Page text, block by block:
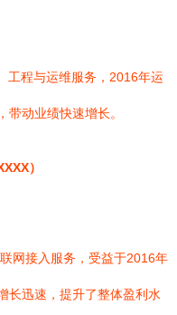
工程与运维服务，2016年运
动业绩快速增长。
）
网接入服务，受益于2016年
长迅速，提升了整体盈利水